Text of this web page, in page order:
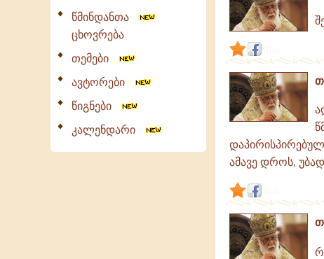
წმინდანთა
ცხოვრება
თემები
ავტორები
წიგნები
კალენდარი
ამავე დროს,